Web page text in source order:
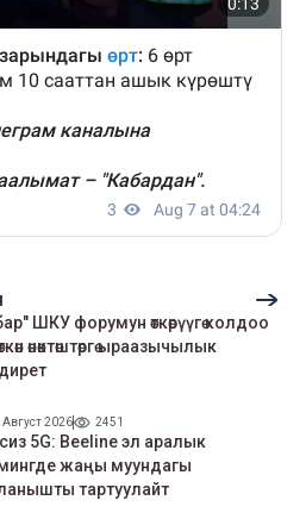
ШКУ форумун өткөрүүгө колдоо
өнөктөштөргө ыраазычылык
Август 2026 2451
5G: Beeline эл аралык
жаңы муундагы
тартуулайт